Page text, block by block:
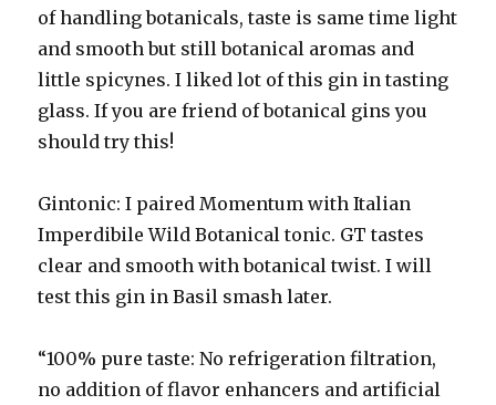
of handling botanicals, taste is same time light
and smooth but still botanical aromas and
little spicynes. I liked lot of this gin in tasting
glass. If you are friend of botanical gins you
should try this!
Gintonic: I paired Momentum with Italian
Imperdibile Wild Botanical tonic. GT tastes
clear and smooth with botanical twist. I will
test this gin in Basil smash later.
“100% pure taste: No refrigeration filtration,
no addition of flavor enhancers and artificial